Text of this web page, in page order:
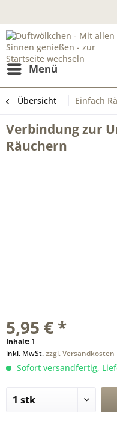
Menü
Übersicht Einfach
Verbindung zur
Räuchern
5,95 € *
Inhalt: 1
inkl. MwSt.zzgl. Versandkosten
Sofort versandfertig,